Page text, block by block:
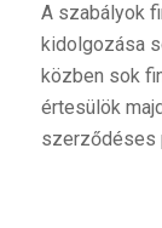
A szabályok
kidolgozása
közben sok
értesülök
szerződéses